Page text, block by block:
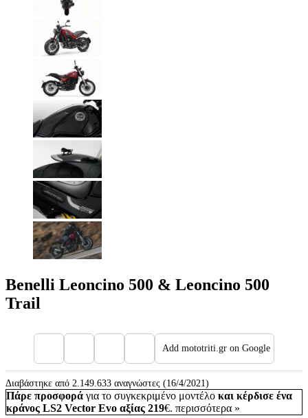
Benelli Leoncino 500 & Leoncino 500
Trail
Add mototriti.gr on Google
Διαβάστηκε από 2.149.633 αναγνώστες (16/4/2021)
Πάρε προσφορά για το συγκεκριμένο μοντέλο και κέρδισε ένα
κράνος LS2 Vector Evo αξίας 219€. περισσότερα »